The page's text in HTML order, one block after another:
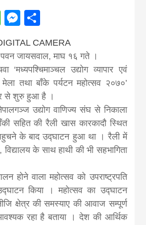
from
WhatsApp
Messenger
जायसवाल, माघ १६ गते ।
‘मध्यपश्चिमाञ्चल उद्योग व्यापार एवं
मेला तथा बाँके पर्यटन महोत्सव २०७०’
से शुरु हुआ है ।
उद्योग वाणिज्य संघ से निकाला
सहित की रैली खास कारकादौ स्थित
के बाद उद्घाटन हुआ था । रैली में
के साथ हाथी की भी सहभागिता
होने वाला महोत्सव को उपराष्ट्रपति
किया । महोत्सव का उद्घाटन
क्षेत्र की समस्याए की आवाज सम्पूर्ण
रहा है बताया । देश की आर्थिक